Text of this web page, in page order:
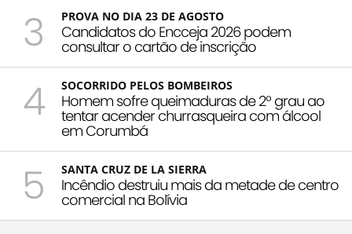
3 PROVA NO DIA 23 DE AGOSTO
Candidatos do Encceja 2026 podem
consultar o cartão de inscrição
4 SOCORRIDO PELOS BOMBEIROS
Homem sofre queimaduras de 2º grau ao
tentar acender churrasqueira com álcool
em Corumbá
5 SANTA CRUZ DE LA SIERRA
Incêndio destruiu mais da metade de centro
comercial na Bolívia